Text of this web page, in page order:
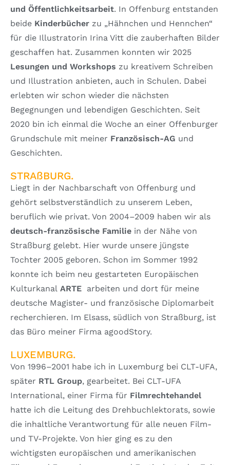
und Öffentlichkeitsarbeit. In Offenburg entstanden
beide Kinderbücher zu „Hähnchen und Hennchen“
für die Illustratorin Irina Vitt die zauberhaften Bilder
geschaffen hat. Zusammen konnten wir 2025
Lesungen und Workshops zu kreativem Schreiben
und Illustration anbieten, auch in Schulen. Dabei
erlebten wir schon wieder die nächsten
Begegnungen und lebendigen Geschichten. Seit
2020 bin ich einmal die Woche an einer Offenburger
Grundschule mit meiner Französisch-AG und
Geschichten.
STRAßBURG.
Liegt in der Nachbarschaft von Offenburg und
gehört selbstverständlich zu unserem Leben,
beruflich wie privat. Von 2004–2009 haben wir als
deutsch-französische Familie in der Nähe von
Straßburg gelebt. Hier wurde unsere jüngste
Tochter 2005 geboren. Schon im Sommer 1992
konnte ich beim neu gestarteten Europäischen
Kulturkanal ARTE arbeiten und dort für meine
deutsche Magister- und französische Diplomarbeit
recherchieren. Im Elsass, südlich von Straßburg, ist
das Büro meiner Firma agoodStory.
LUXEMBURG.
Von 1996–2001 habe ich in Luxemburg bei CLT-UFA,
später RTL Group, gearbeitet. Bei CLT-UFA
International, einer Firma für Filmrechtehandel
hatte ich die Leitung des Drehbuchlektorats, sowie
die inhaltliche Verantwortung für alle neuen Film-
und TV-Projekte. Von hier ging es zu den
wichtigsten europäischen und amerikanischen